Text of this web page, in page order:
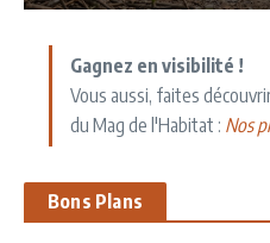
Gagnez en visibilité !
Vous aussi, faites
du Mag de l'Habitat : Nos
Bons Plans